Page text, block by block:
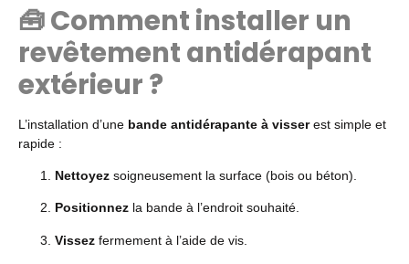
🧰 Comment installer un
revêtement antidérapant
extérieur ?
L’installation d’une bande antidérapante à visserest simple et
rapide :
Nettoyez soigneusement la surface (bois ou béton).
Positionnez la bande à l’endroit souhaité.
Vissez fermement à l’aide de vis.